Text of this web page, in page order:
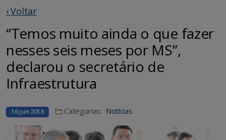
‹ Voltar
“Temos muito ainda o que fazer
nesses seis meses por MS”,
declarou o secretário de
Infraestrutura
16 jun 2018 Categorias: Notícias